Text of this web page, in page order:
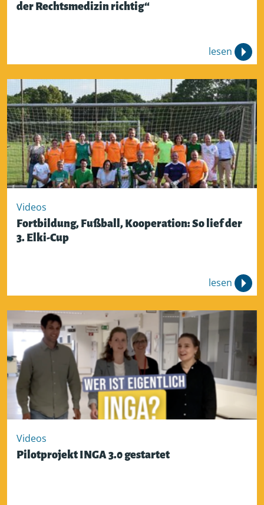
der Rechtsmedizin richtig“
lesen
Videos
Fortbildung, Fußball, Kooperation: So lief der
3. Elki-Cup
lesen
Videos
Pilotprojekt INGA 3.0 gestartet